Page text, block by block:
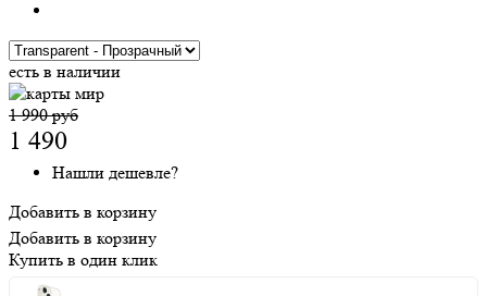
есть в наличии
1 990 руб
1 490
Нашли дешевле?
Добавить в корзину
Добавить в корзину
Купить в один клик